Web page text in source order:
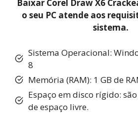
Baixar Corel Draw X6
o seu PC atende aos
sistema.
Sistema Operacional:
8
Memória (RAM): 1 GB de
Espaço em disco rígido:
de espaço livre.